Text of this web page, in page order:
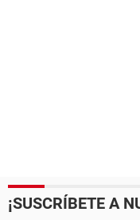
¡SUSCRÍBETE A